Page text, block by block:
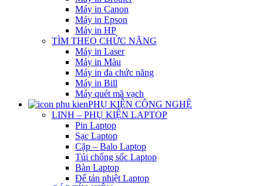
Máy in Canon
Máy in Epson
Máy in HP
TÌM THEO CHỨC NĂNG
Máy in Laser
Máy in Màu
Máy in đa chức năng
Máy in Bill
Máy quét mã vạch
PHỤ KIỆN CÔNG NGHỆ
LINH – PHỤ KIỆN LAPTOP
Pin Laptop
Sạc Laptop
Cặp – Balo Laptop
Túi chống sốc Laptop
Bàn Laptop
Đế tản nhiệt Laptop